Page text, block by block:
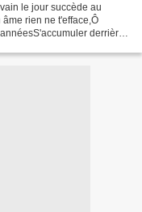
le jour succède au
rien ne t'efface,Ô
derrière